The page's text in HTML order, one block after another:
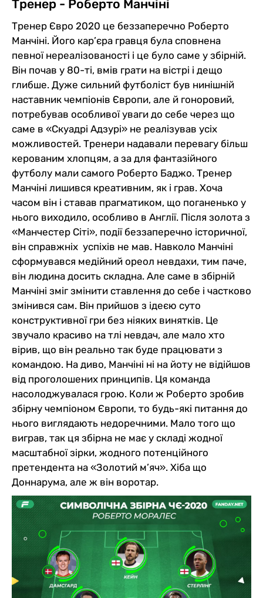
Тренер - Роберто Манчіні
Тренер Євро 2020 це беззаперечно Роберто
Манчіні. Його кар’єра гравця була сповнена
певної нереалізованості і це було саме у збірній.
Він почав у 80-ті, вмів грати на вістрі і дещо
глибше. Дуже сильний футболіст був нинішній
наставник чемпіонів Європи, але й гоноровий,
потребував особливої уваги до себе через що
саме в «Скуадрі Адзурі» не реалізував усіх
можливостей. Тренери надавали перевагу більш
керованим хлопцям, а за для фантазійного
футболу мали самого Роберто Баджо. Тренер
Манчіні лишився креативним, як і грав. Хоча
часом він і ставав прагматиком, що поганенько у
нього виходило, особливо в Англії. Після золота з
«Манчестер Сіті», події беззаперечно історичної,
він справжніх успіхів не мав. Навколо Манчіні
сформувався медійний ореол невдахи, тим паче,
він людина досить складна. Але саме в збірній
Манчіні зміг змінити ставлення до себе і частково
змінився сам. Він прийшов з ідеєю суто
конструктивної гри без ніяких винятків. Це
звучало красиво на тлі невдач, але мало хто
вірив, що він реально так буде працювати з
командою. На диво, Манчіні ні на йоту не відійшов
від проголошених принципів. Ця команда
насолоджувалася грою. Коли ж Роберто зробив
збірну чемпіоном Європи, то будь-які питання до
нього виглядають недоречними. Мало того що
виграв, так ця збірна не має у складі жодної
масштабної зірки, жодного потенційного
претендента на «Золотий м’яч». Хіба що
Доннарума, але ж він воротар.